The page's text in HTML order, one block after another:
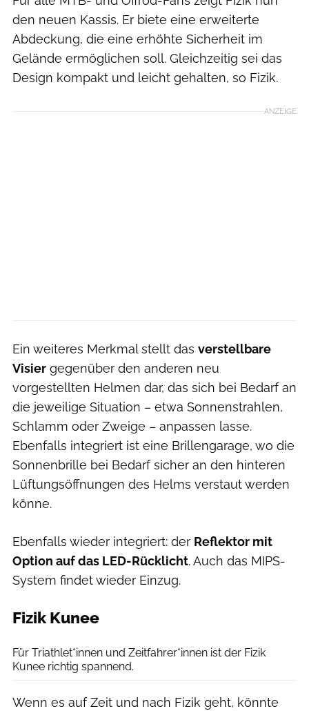
den neuen Kassis. Er biete eine erweiterte
Abdeckung, die eine erhöhte Sicherheit im
Gelände ermöglichen soll. Gleichzeitig sei das
Design kompakt und leicht gehalten, so Fizik.
ANZEIGE
Ein weiteres Merkmal stellt das verstellbare
Visier gegenüber den anderen neu
vorgestellten Helmen dar, das sich bei Bedarf an
die jeweilige Situation – etwa Sonnenstrahlen,
Schlamm oder Zweige – anpassen lasse.
Ebenfalls integriert ist eine Brillengarage, wo die
Sonnenbrille bei Bedarf sicher an den hinteren
Lüftungsöffnungen des Helms verstaut werden
könne.
Ebenfalls wieder integriert: der Reflektor mit
Option auf das LED-Rücklicht. Auch das MIPS-
System findet wieder Einzug.
Fizik Kunee
Für Triathlet*innen und Zeitfahrer*innen ist der Fizik
Kunee richtig spannend.
Wenn es auf Zeit und nach Fizik geht, könnte